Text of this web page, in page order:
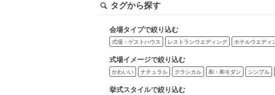
タグから探す
会場タイプで絞り込む
式場・ゲストハウス レストランウエディング ホテルウエディ
式場イメージで絞り込む
かわいい ナチュラル クラシカル 和・和モダン シンプル
挙式スタイルで絞り込む